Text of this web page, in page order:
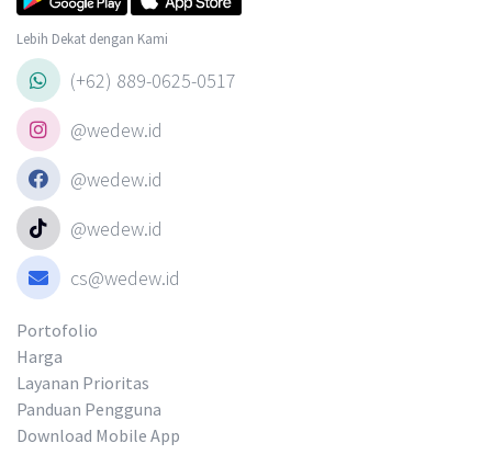
Lebih Dekat dengan Kami
(+62) 889-0625-0517
@wedew.id
@wedew.id
@wedew.id
cs@wedew.id
Portofolio
Harga
Layanan Prioritas
Panduan Pengguna
Download Mobile App